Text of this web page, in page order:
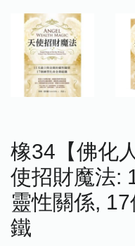
橡34【佛化
使招財魔法:
靈性關係,
鐵